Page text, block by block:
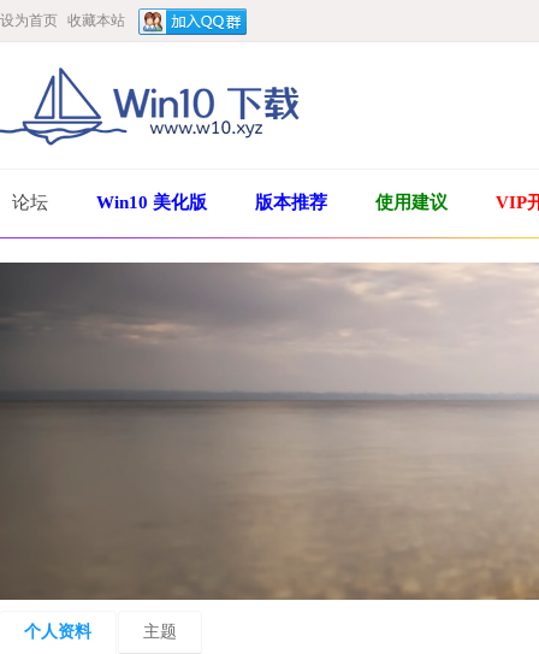
设为首页 收藏本站
论坛 Win10 美化版 版本推荐 使用建议 VIP
个人资料 主题